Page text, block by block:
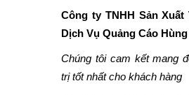
Công ty TNHH Sản
Dịch Vụ Quảng Cáo
Chúng tôi cam kết mang
trị tốt nhất cho khách hàng